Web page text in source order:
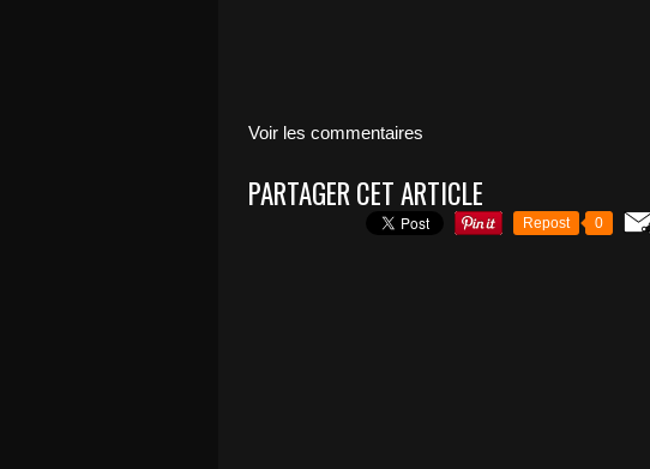
Voir les commentaires
PARTAGER CET ARTICLE
Repost 0